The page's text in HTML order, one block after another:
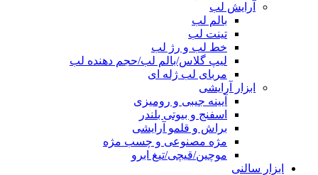
آرایش لب
بالم لب
تینت لب
خط لب و رژ لب
لیپ گلاس/بالم لب/حجم دهنده لب
مربای لب ژله ای
ابزار آرایشی
آیینه جیبی و رومیزی
اسفنج و بیوتی بلندر
براش و قلمو آرایشی
مژه مصنوعی و چسب مژه
موچین/قیچی/تیغ ابرو
ابزار سالنی